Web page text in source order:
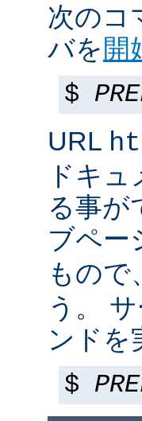
次のコ
バを 開
$
URL
ドキ
る事が
ブペー
もので
う。
ンドを
$